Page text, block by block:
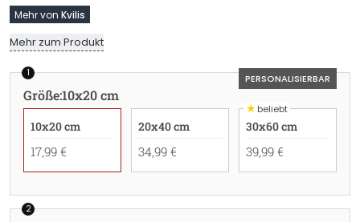
Mehr von Kvilis
Mehr zum Produkt
PERSONALISIERBAR
1
Größe:10x20 cm
10x20 cm
17,99 €
20x40 cm
34,99 €
★beliebt
30x60 cm
39,99 €
2